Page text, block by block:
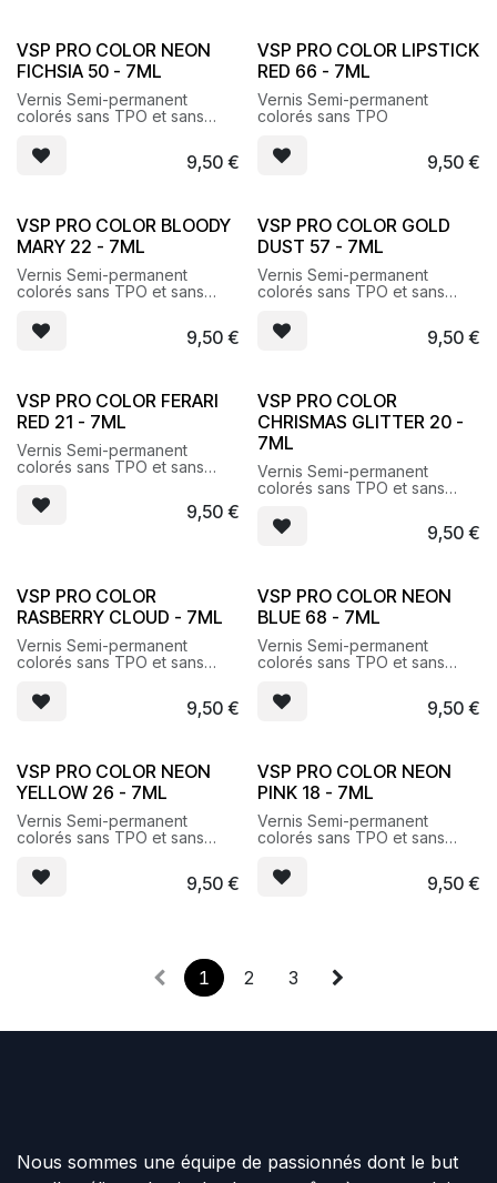
VSP PRO COLOR NEON
FICHSIA 50 - 7ML
Vernis Semi-permanent
colorés sans TPO et sans
9,50€
VSP PRO COLOR LIPSTICK
RED 66 - 7ML
Vernis Semi-permanent
colorés sans TPO
9,50€
VSP PRO COLOR BLOODY
MARY 22 - 7ML
Vernis Semi-permanent
colorés sans TPO et sans
9,50€
VSP PRO COLOR GOLD
DUST 57 - 7ML
Vernis Semi-permanent
colorés sans TPO et sans
9,50€
VSP PRO COLOR FERARI
RED 21 - 7ML
Vernis Semi-permanent
colorés sans TPO et sans
9,50€
VSP PRO COLOR
CHRISMAS GLITTER 20 -
7ML
Vernis Semi-permanent
colorés sans TPO et sans
9,50€
VSP PRO COLOR
RASBERRY CLOUD - 7ML
Vernis Semi-permanent
colorés sans TPO et sans
9,50€
VSP PRO COLOR NEON
BLUE 68 - 7ML
Vernis Semi-permanent
colorés sans TPO et sans
9,50€
VSP PRO COLOR NEON
YELLOW 26 - 7ML
Vernis Semi-permanent
colorés sans TPO et sans
9,50€
VSP PRO COLOR NEON
PINK 18 - 7ML
Vernis Semi-permanent
colorés sans TPO et sans
9,50€
1 2 3
Nous sommes une équipe de passionnés dont le but